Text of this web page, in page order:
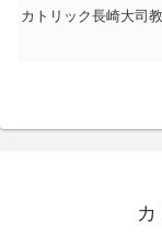
カトリック長崎大司